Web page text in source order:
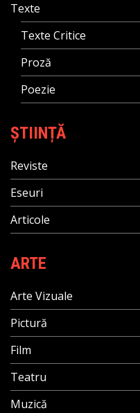
Texte
Texte Critice
Proză
Poezie
ȘTIINȚĂ
Reviste
Eseuri
Articole
ARTE
Arte Vizuale
Pictură
Film
Teatru
Muzică